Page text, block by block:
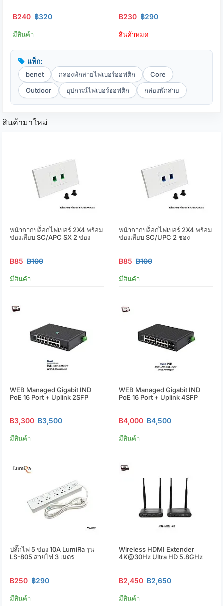
฿240 ฿320
มีสินค้า
฿230 ฿290
สินค้าหมด
แท็ก:
benet กล่องพักสายไฟเบอร์ออฟติก
Core
Outdoor
อุปกรณ์ไฟเบอร์ออฟติก กล่องพักสาย
สินค้ามาใหม่
หน้ากากบล็อกไฟเบอร์ 2X4 พร้อม
ช่องเสียบ SC/APC SX 2 ช่อง
฿85 ฿100
มีสินค้า
หน้ากากบล็อกไฟเบอร์ 2X4 พร้อม
ช่องเสียบ SC/UPC 2 ช่อง
฿85 ฿100
มีสินค้า
WEB Managed Gigabit IND
PoE 16 Port + Uplink 2SFP
฿3,300 ฿3,500
มีสินค้า
WEB Managed Gigabit IND
PoE 16 Port + Uplink 4SFP
฿4,000 ฿4,500
มีสินค้า
ปลั๊กไฟ 5 ช่อง 10A LumiRa รุ่น
LS-805 สายไฟ 3 เมตร
฿250 ฿290
มีสินค้า
Wireless HDMI Extender
4K@30Hz Ultra HD 5.8GHz
฿2,450 ฿2,650
มีสินค้า